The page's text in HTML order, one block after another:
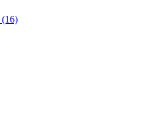
(16)